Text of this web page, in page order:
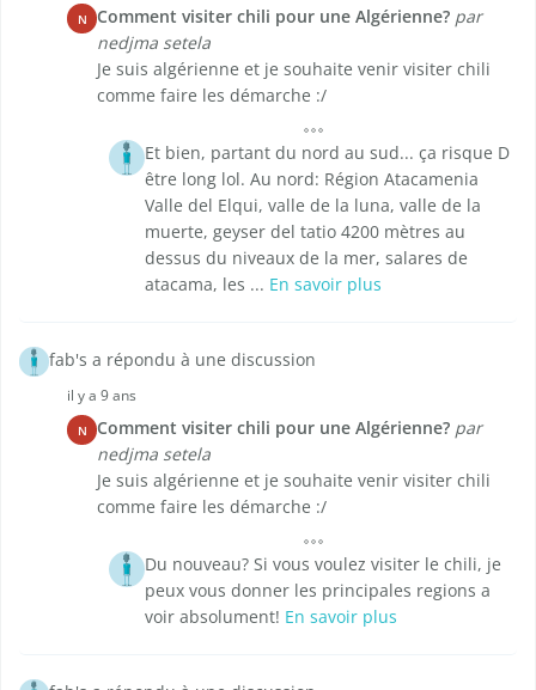
N Comment visiter chili pour une Algérienne? par
nedjma setela
Je suis algérienne et je souhaite venir visiter chili
comme faire les démarche :/
Et bien, partant du nord au sud... ça risque D
être long lol. Au nord: Région Atacamenia
Valle del Elqui, valle de la luna, valle de la
muerte, geyser del tatio 4200 mètres au
dessus du niveaux de la mer, salares de
atacama, les ... En savoir plus
fab's a répondu à une discussion
il y a 9 ans
N Comment visiter chili pour une Algérienne? par
nedjma setela
Je suis algérienne et je souhaite venir visiter chili
comme faire les démarche :/
Du nouveau? Si vous voulez visiter le chili, je
peux vous donner les principales regions a
voir absolument! En savoir plus